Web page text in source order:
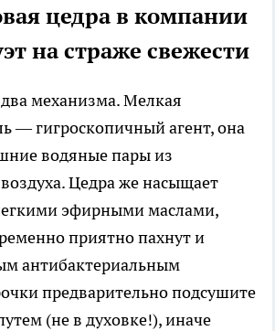
цедра в компании
на страже свежести
два механизма. Мелкая
— гигроскопичный агент, она
водяные пары из
Цедра же насыщает
эфирными маслами,
приятно пахнут и
антибактериальным
предварительно подсушите
(не в духовке!), иначе